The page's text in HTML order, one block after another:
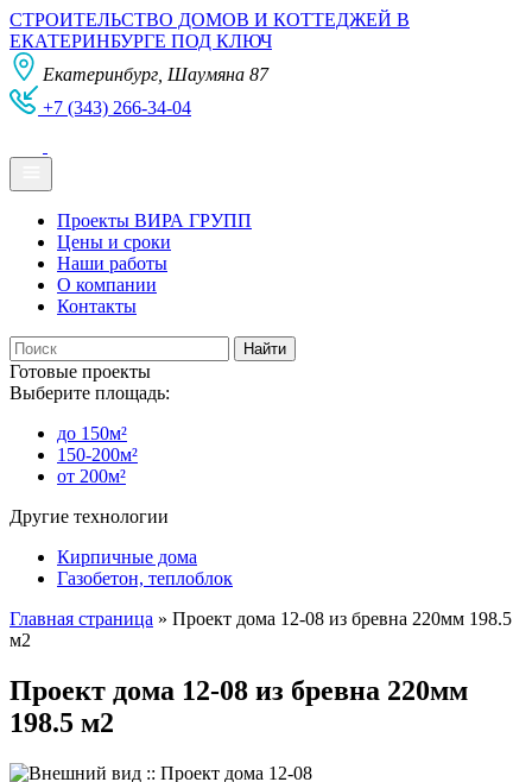
СТРОИТЕЛЬСТВО ДОМОВ И КОТТЕДЖЕЙ В
ЕКАТЕРИНБУРГЕ ПОД КЛЮЧ
Екатеринбург, Шаумяна 87
+7 (343) 266-34-04
Проекты ВИРА ГРУПП
Цены и сроки
Наши работы
О компании
Контакты
Готовые проекты
Выберите площадь:
до 150м²
150-200м²
от 200м²
Другие технологии
Кирпичные дома
Газобетон, теплоблок
Главная страница » Проект дома 12-08 из бревна 220мм 198.5
м2
Проект дома 12-08 из бревна 220мм
198.5 м2